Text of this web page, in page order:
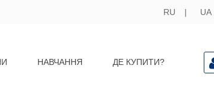
RU UA
НАВЧАННЯ ДЕ КУПИТИ?